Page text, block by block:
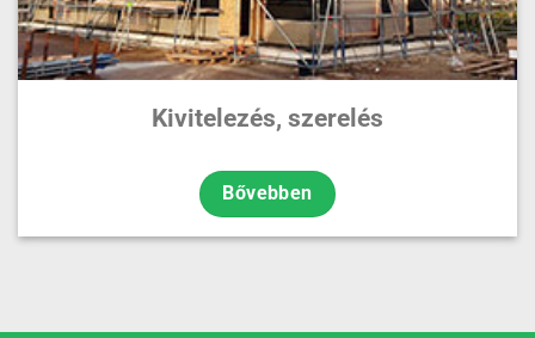
Kivitelezés, szerelés
Bővebben